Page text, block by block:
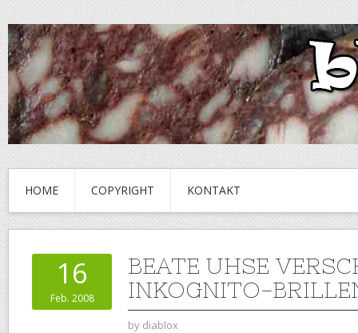
HOME COPYRIGHT KONTAKT
16
Feb. 2008
BEATE UHSE
INKOGNITO-
by diablox